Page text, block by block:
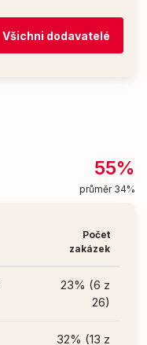
Všichni dodavatelé
55%
průměr 34%
Počet
zakázek
23% (6 z
26)
32% (13 z